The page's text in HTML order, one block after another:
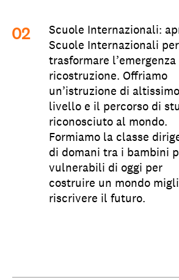
Scuole Internazionali:
Scuole Internazionali per
trasformare l’emergenza
ricostruzione. Offriamo
un’istruzione di altissimo
livello e il percorso di
riconosciuto al mondo.
Formiamo la classe
di domani tra i bambini
vulnerabili di oggi per
costruire un mondo
riscrivere il futuro.